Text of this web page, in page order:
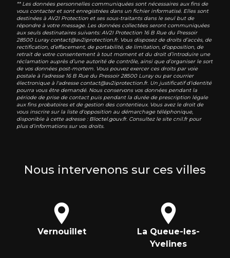
** Les données personnelles communiquées sont nécessaires aux fins de
vous contacter et sont enregistrées dans un fichier informatisé. Elles sont
destinées à AV2I Protection et ses sous-traitants dans le seul but de
répondre à votre message. Les données collectées seront communiquées
aux seuls destinataires suivants: AV2I Protection 16 B Rue du Pressoir
28500 Luray contact@av2iprotection.fr. Vous disposez de droits d’accès, de
rectification, d’effacement, de portabilité, de limitation, d’opposition, de
retrait de votre consentement à tout moment et du droit d’introduire une
réclamation auprès d’une autorité de contrôle, ainsi que d’organiser le sort
de vos données post-mortem. Vous pouvez exercer ces droits par voie
postale à l'adresse 16 B Rue du Pressoir 28500 Luray ou par courrier
électronique à l'adresse contact@av2iprotection.fr. Un justificatif d'identité
pourra vous être demandé. Nous conservons vos données pendant la
période de prise de contact puis pendant la durée de prescription légale
aux fins probatoires et de gestion des contentieux. Vous avez le droit de
vous inscrire sur la liste d'opposition au démarchage téléphonique,
disponible à cette adresse : Bloctel.gouv.fr. Consultez le site cnil.fr pour
plus d’informations sur vos droits.
Nous intervenons sur ces villes
Vernouillet
La Queue-les-
Yvelines